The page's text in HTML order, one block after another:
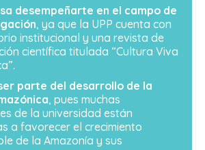
desempeñarte en el campo de
, ya que la UPP cuenta con
institucional y una revista de
científica titulada “Cultura Viva
parte del desarrollo de la
, pues muchas
de la universidad están
a favorecer el crecimiento
de la Amazonía y sus